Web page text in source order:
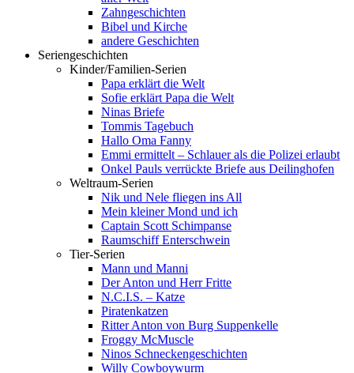
Zahngeschichten
Bibel und Kirche
andere Geschichten
Seriengeschichten
Kinder/Familien-Serien
Papa erklärt die Welt
Sofie erklärt Papa die Welt
Ninas Briefe
Tommis Tagebuch
Hallo Oma Fanny
Emmi ermittelt – Schlauer als die Polizei erlaubt
Onkel Pauls verrückte Briefe aus Deilinghofen
Weltraum-Serien
Nik und Nele fliegen ins All
Mein kleiner Mond und ich
Captain Scott Schimpanse
Raumschiff Enterschwein
Tier-Serien
Mann und Manni
Der Anton und Herr Fritte
N.C.I.S. – Katze
Piratenkatzen
Ritter Anton von Burg Suppenkelle
Froggy McMuscle
Ninos Schneckengeschichten
Willy Cowboywurm